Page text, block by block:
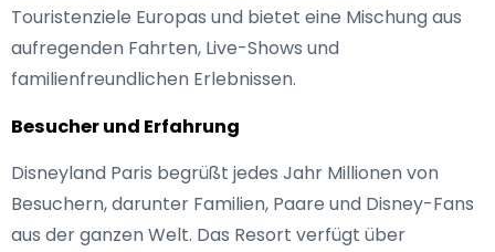
Touristenziele Europas und bietet eine Mischung aus
aufregenden Fahrten, Live-Shows und
familienfreundlichen Erlebnissen.
Besucher und Erfahrung
Disneyland Paris begrüßt jedes Jahr Millionen von
Besuchern, darunter Familien, Paare und Disney-Fans
aus der ganzen Welt. Das Resort verfügt über